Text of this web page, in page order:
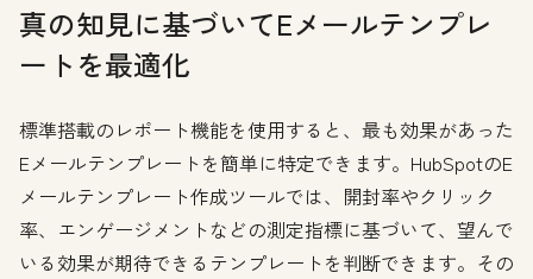
真の知見に基づいてEメールテンプレ
ートを最適化
標準搭載のレポート機能を使用すると、最も効果があった
Eメールテンプレートを簡単に特定できます。HubSpotのE
メールテンプレート作成ツールでは、開封率やクリック
率、エンゲージメントなどの測定指標に基づいて、望んで
いる効果が期待できるテンプレートを判断できます。その